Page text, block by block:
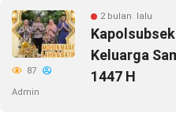
2 bulan lalu
Keluarga
1447 H
87
Admin